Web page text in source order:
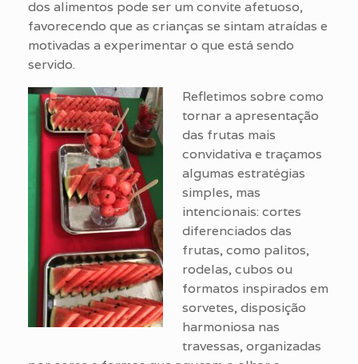
dos alimentos pode ser um convite afetuoso,
favorecendo que as crianças se sintam atraídas e
motivadas a experimentar o que está sendo
servido.
Refletimos sobre como
tornar a apresentação
das frutas mais
convidativa e traçamos
algumas estratégias
simples, mas
intencionais: cortes
diferenciados das
frutas, como palitos,
rodelas, cubos ou
formatos inspirados em
sorvetes, disposição
harmoniosa nas
travessas, organizadas